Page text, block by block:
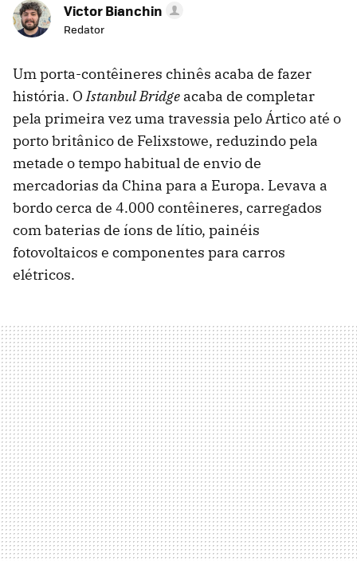
Victor Bianchin
Redator
Um porta-contêineres chinês acaba de fazer
história. OIstanbul Bridge acaba de completar
pela primeira vez uma travessia pelo Ártico até o
porto britânico de Felixstowe, reduzindo pela
metade o tempo habitual de envio de
mercadorias da China para a Europa. Levava a
bordo cerca de 4.000 contêineres, carregados
com baterias de íons de lítio, painéis
fotovoltaicos e componentes para carros
elétricos.